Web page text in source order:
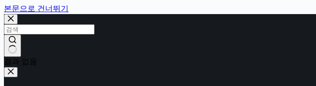
본문으로 건너뛰기
결과 없음